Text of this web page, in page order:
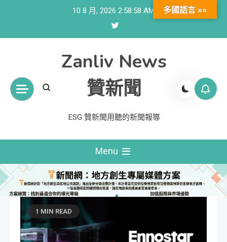
10 8 月, 2026 2:58:58 AM
Zanliv News
贊新聞
ESG 贊新聞用聽的新聞報導
Menu
1 MIN READ
多國語言 »»